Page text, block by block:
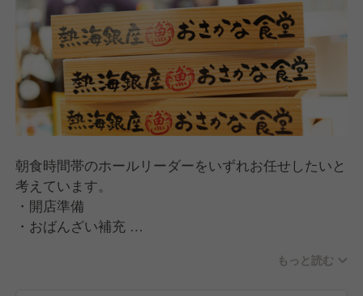
朝食時間帯のホールリーダーをいずれお任せしたいと
考えています。
・開店準備
・おばんざい補充
もっと読む